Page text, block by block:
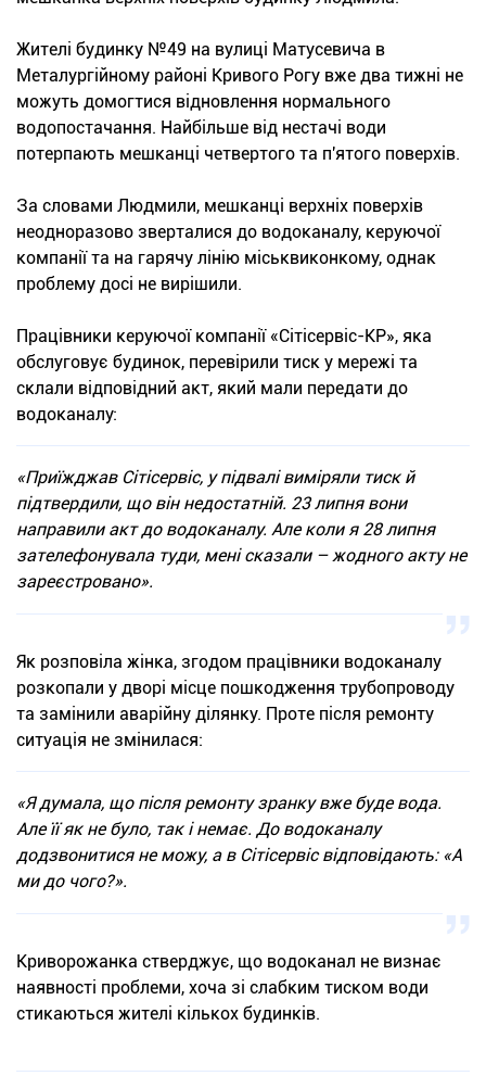
Жителі будинку №49 на вулиці Матусевича в
Металургійному районі Кривого Рогу вже два тижні не
можуть домогтися відновлення нормального
водопостачання. Найбільше від нестачі води
потерпають мешканці четвертого та п'ятого поверхів.
За словами Людмили, мешканці верхніх поверхів
неодноразово зверталися до водоканалу, керуючої
компанії та на гарячу лінію міськвиконкому, однак
проблему досі не вирішили.
Працівники керуючої компанії «Сітісервіс-КР», яка
обслуговує будинок, перевірили тиск у мережі та
склали відповідний акт, який мали передати до
водоканалу:
«Приїжджав Сітісервіс, у підвалі виміряли тиск й
підтвердили, що він недостатній. 23 липня вони
направили акт до водоканалу. Але коли я 28 липня
зателефонувала туди, мені сказали – жодного акту не
зареєстровано».
Як розповіла жінка, згодом працівники водоканалу
розкопали у дворі місце пошкодження трубопроводу
та замінили аварійну ділянку. Проте після ремонту
ситуація не змінилася:
«Я думала, що після ремонту зранку вже буде вода.
Але її як не було, так і немає. До водоканалу
додзвонитися не можу, а в Сітісервіс відповідають: «А
ми до чого?».
Криворожанка стверджує, що водоканал не визнає
наявності проблеми, хоча зі слабким тиском води
стикаються жителі кількох будинків.